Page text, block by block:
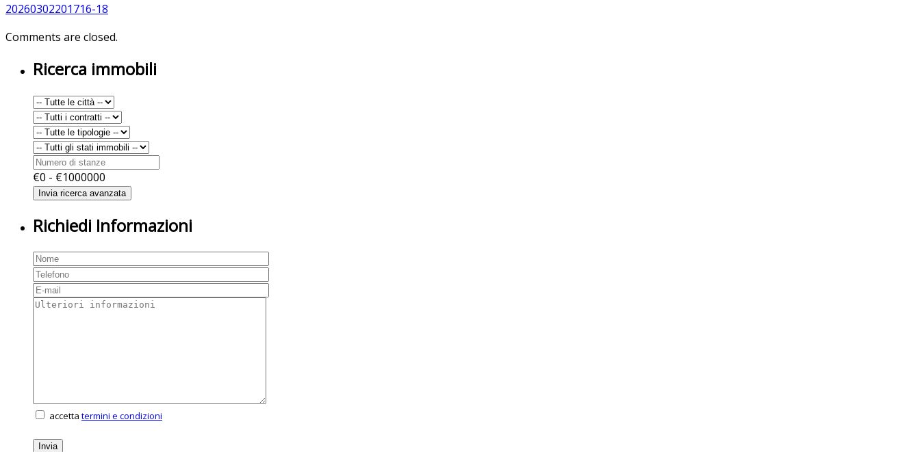
20260302201716-18
Comments are closed.
Ricerca immobili
€0 - €1000000
Richiedi Informazioni
accetta termini e condizioni